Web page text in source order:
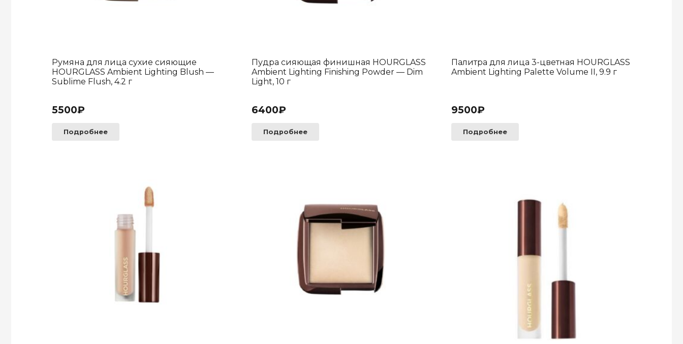
Румяна для лица сухие сияющие
HOURGLASS Ambient Lighting Blush —
Sublime Flush, 4.2 г
5500₽
Подробнее
Пудра сияющая финишная HOURGLASS
Ambient Lighting Finishing Powder — Dim
Light, 10 г
6400₽
Подробнее
Палитра для лица 3-цветная HOURGLASS
Ambient Lighting Palette Volume II, 9.9 г
9500₽
Подробнее